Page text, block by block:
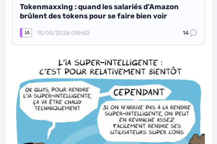
Tokenmaxxing : quand les salariés d’Amazon
brûlent des tokens pour se faire bien voir
IA 13/05/2026 08h50 14